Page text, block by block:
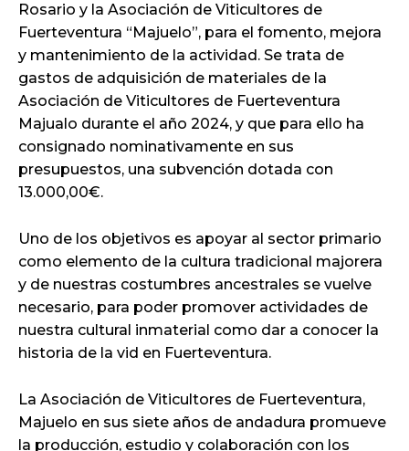
Rosario y la Asociación de Viticultores de
Fuerteventura “Majuelo”, para el fomento, mejora
y mantenimiento de la actividad. Se trata de
gastos de adquisición de materiales de la
Asociación de Viticultores de Fuerteventura
Majualo durante el año 2024, y que para ello ha
consignado nominativamente en sus
presupuestos, una subvención dotada con
13.000,00€.
Uno de los objetivos es apoyar al sector primario
como elemento de la cultura tradicional majorera
y de nuestras costumbres ancestrales se vuelve
necesario, para poder promover actividades de
nuestra cultural inmaterial como dar a conocer la
historia de la vid en Fuerteventura.
La Asociación de Viticultores de Fuerteventura,
Majuelo en sus siete años de andadura promueve
la producción, estudio y colaboración con los